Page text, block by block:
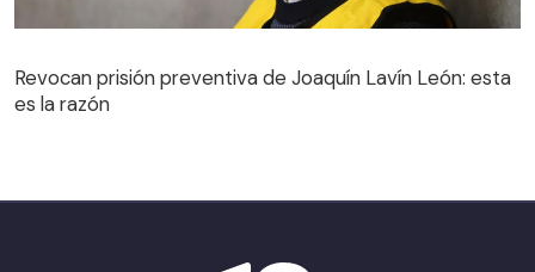
es la razón
Revocan prisión preventiva de Joaquín Lavín León: esta
es la razón